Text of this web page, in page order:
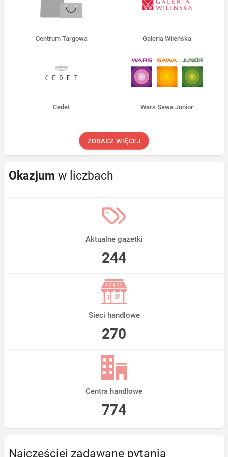
Centrum Targowa Galeria Wileńska
Cedet Wars Sawa Junior
ZOBACZ WIĘCEJ
Okazjum w liczbach
Aktualne gazetki
244
Sieci handlowe
270
Centra handlowe
774
Najczęściej zadawane pytania